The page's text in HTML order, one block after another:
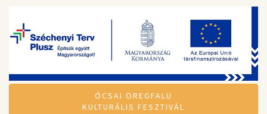
ÓCSAI ÖREGFALU
KULTURÁLIS FESZTIVÁL